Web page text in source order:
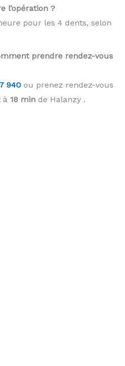
l’opération ?
pour les 4 dents, selon
prendre rendez-vous
940 ou prenez rendez-vous
à 18 min de Halanzy .